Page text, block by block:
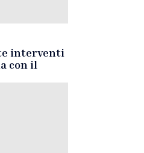
interventi
con il